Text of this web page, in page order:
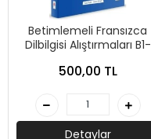
Betimlemeli Fransızca
Dilbilgisi Alıştırmaları B1-
Güngör - Delta Kültür
500,00 TL
Detaylar